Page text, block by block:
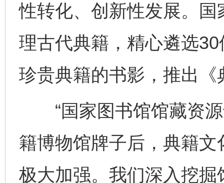
性转化、创新性发展。
理古代典籍，精心遴选
珍贵典籍的书影，推出
“国家图书馆馆藏资源
籍博物馆牌子后，典籍
极大加强。我们深入挖